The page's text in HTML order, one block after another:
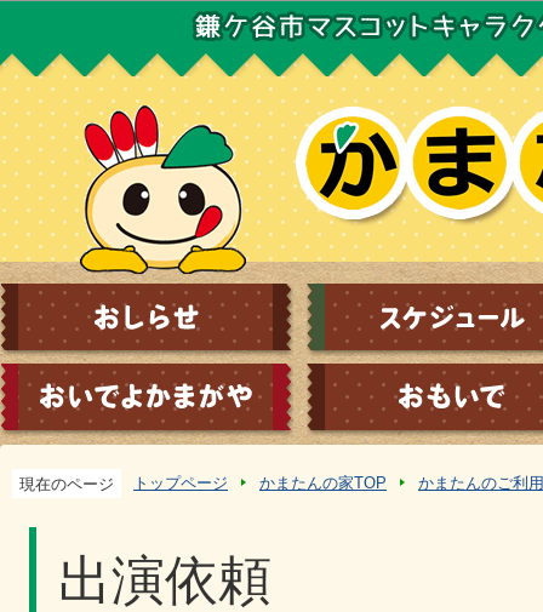
この
現在のページ トップページ かまたんの家TOP かまたんのご利用
出演依頼